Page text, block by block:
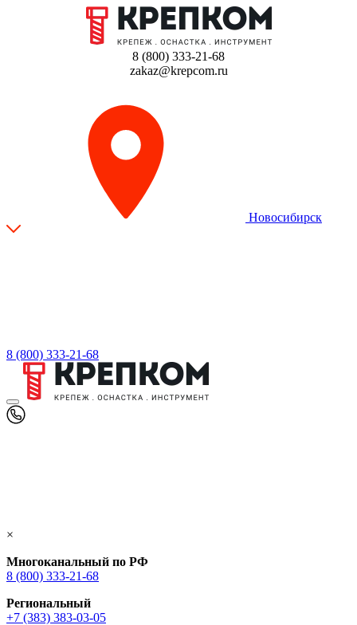
8 (800) 333-21-68
zakaz@krepcom.ru
Новосибирск
8 (800) 333-21-68
×
Многоканальный по РФ
8 (800) 333‑21-68
Региональный
+7 (383) 383-03-05